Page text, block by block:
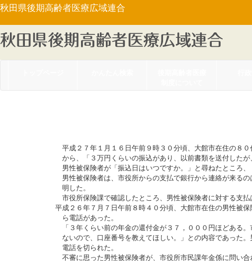
秋田県後期高齢者医療広域連合
平成２７年１月１６日午前９時３０分頃、大館市在住の８
から、「３万円くらいの振込があり、以前書類を送付したが
男性被保険者が「振込日はいつですか。」と尋ねたところ、
男性被保険者は、市役所からの支払で銀行から連絡が来る
明した。
市役所保険課で確認したところ、男性被保険者に対する支払
平成２６年７月７日午前８時４０分頃、大館市在住の男性被
ら電話があった。
「３年くらい前の年金の還付金が３７，０００円ほどある
ないので、口座番号を教えてほしい。」との内容であった
電話を切られた。
不審に思った男性被保険者が、市役所市民課年金係に問い合